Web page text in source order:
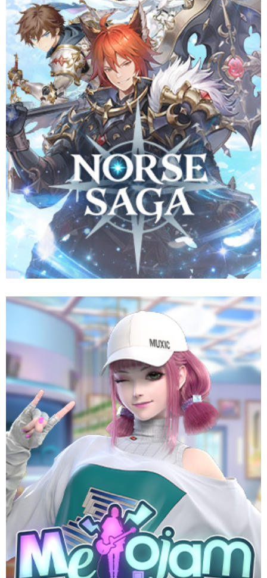
ออกผจญภัยเหนือตำนานในโลกแฟนตาซี ร่วมต่อสู้เคียงบ่าเคียงไหล่กับ
คู่หูสุดคิวท์ และผนึกกำลังกับเทพธิดาแห่งโชคชะตาเพื่อปกป้อง
อาณาจักร Aesir จากมหันตภัยวันสิ้นโลก
Website
Pre-Register
ที่สุดของเกมดนตรีที่ใครๆก็ต้องแจม ฟอร์มวงโลดแล่นไปในโลกแห่ง
ดนตรี กับเพลงฮิตติดชาร์ตกว่า 100 เพลง มันส์ครบทุกแนว MELOJAM
มันส์ทุก BEAT กรี๊ดทุก MELODY เพราะดนตรีเป็นได้ทุกสิ่ง
Website
Download